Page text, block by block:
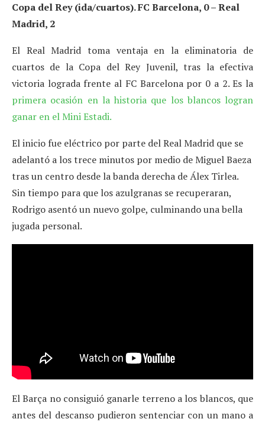
Copa del Rey (ida/cuartos). FC Barcelona, 0 – Real
Madrid, 2
El Real Madrid toma ventaja en la eliminatoria de
cuartos de la Copa del Rey Juvenil, tras la efectiva
victoria lograda frente al FC Barcelona por 0 a 2. Es la
primera ocasión en la historia que los blancos logran
ganar en el Mini Estadi.
El inicio fue eléctrico por parte del Real Madrid que se
adelantó a los trece minutos por medio de Miguel Baeza
tras un centro desde la banda derecha de Álex Tirlea.
Sin tiempo para que los azulgranas se recuperaran,
Rodrigo asentó un nuevo golpe, culminando una bella
jugada personal.
El Barça no consiguió ganarle terreno a los blancos, que
antes del descanso pudieron sentenciar con un mano a